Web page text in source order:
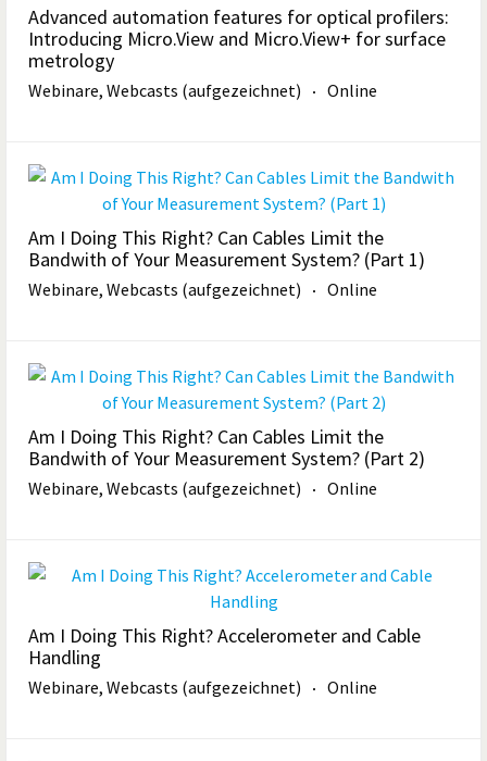
Advanced automation features for optical profilers:
Introducing Micro.View and Micro.View+ for surface
metrology
Webinare, Webcasts (aufgezeichnet) Online
Am I Doing This Right? Can Cables Limit the
Bandwith of Your Measurement System? (Part 1)
Webinare, Webcasts (aufgezeichnet) Online
Am I Doing This Right? Can Cables Limit the
Bandwith of Your Measurement System? (Part 2)
Webinare, Webcasts (aufgezeichnet) Online
Am I Doing This Right? Accelerometer and Cable
Handling
Webinare, Webcasts (aufgezeichnet) Online